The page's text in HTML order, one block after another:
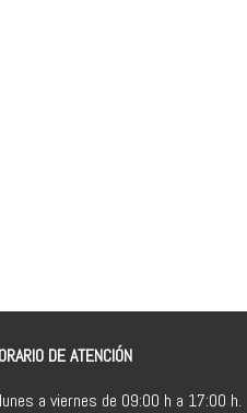
DE ATENCIÓN
a viernes de 09:00 h a 17:00 h.